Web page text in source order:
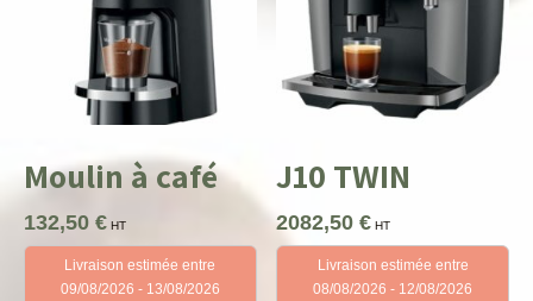
Moulin à café
132,50 € HT
Livraison estimée entre
09/08/2026 - 13/08/2026
J10 TWIN
2082,50€ HT
Livraison estimée entre
08/08/2026 - 12/08/2026